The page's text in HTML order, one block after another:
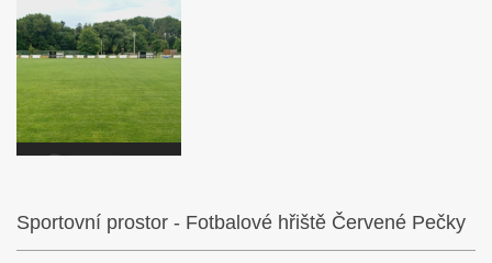
Sportovní prostor - Fotbalové hřiště Červené Pečky